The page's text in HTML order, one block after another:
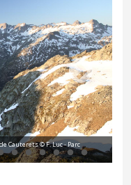
Cauterets © F. Luc - Parc